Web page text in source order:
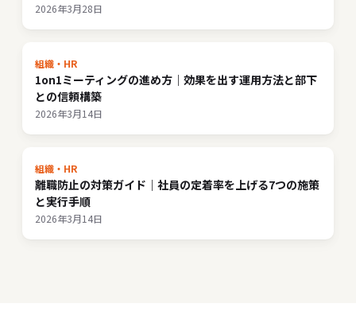
2026年3月28日
組織・HR
1on1ミーティングの進め方｜効果を出す運用方法と部下
との信頼構築
2026年3月14日
組織・HR
離職防止の対策ガイド｜社員の定着率を上げる7つの施策
と実行手順
2026年3月14日